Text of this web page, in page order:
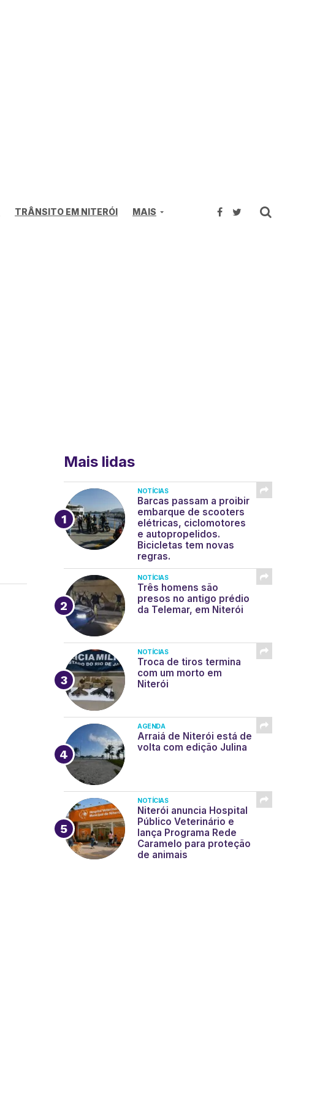
TRÂNSITO EM NITERÓI MAIS
Mais lidas
NOTÍCIAS
Barcas passam a proibir
embarque de scooters
elétricas, ciclomotores
e autopropelidos.
Bicicletas tem novas
regras.
NOTÍCIAS
Três homens são
presos no antigo prédio
da Telemar, em Niterói
NOTÍCIAS
Troca de tiros termina
com um morto em
Niterói
AGENDA
Arraiá de Niterói está de
volta com edição Julina
NOTÍCIAS
Niterói anuncia Hospital
Público Veterinário e
lança Programa Rede
Caramelo para proteção
de animais